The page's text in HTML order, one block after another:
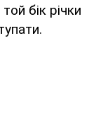
бік річки